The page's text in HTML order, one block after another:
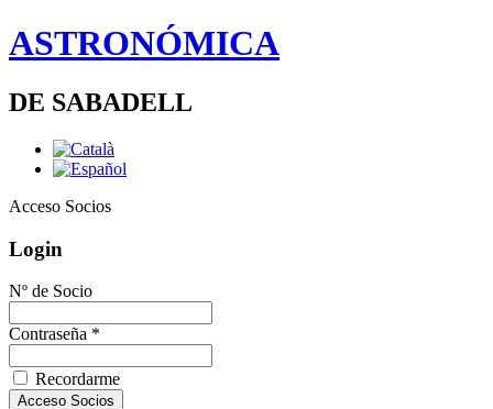
ASTRONÓMICA
DE SABADELL
Acceso Socios
Login
Nº de Socio
Contraseña *
Recordarme